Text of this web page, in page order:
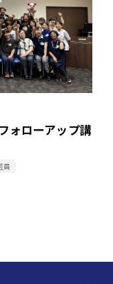
ォローアップ講
員